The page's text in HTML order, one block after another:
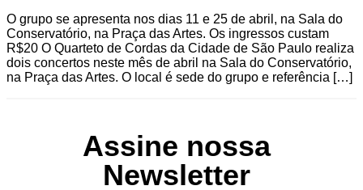
O grupo se apresenta nos dias 11 e 25 de abril, na Sala do
Conservatório, na Praça das Artes. Os ingressos custam
R$20 O Quarteto de Cordas da Cidade de São Paulo realiza
dois concertos neste mês de abril na Sala do Conservatório,
na Praça das Artes. O local é sede do grupo e referência […]
Assine nossa
Newsletter